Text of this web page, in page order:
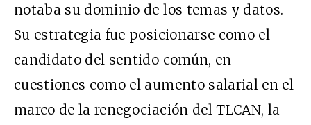
notaba su dominio de los temas y datos.
Su estrategia fue posicionarse como el
candidato del sentido común, en
cuestiones como el aumento salarial en el
marco de la renegociación del TLCAN, la